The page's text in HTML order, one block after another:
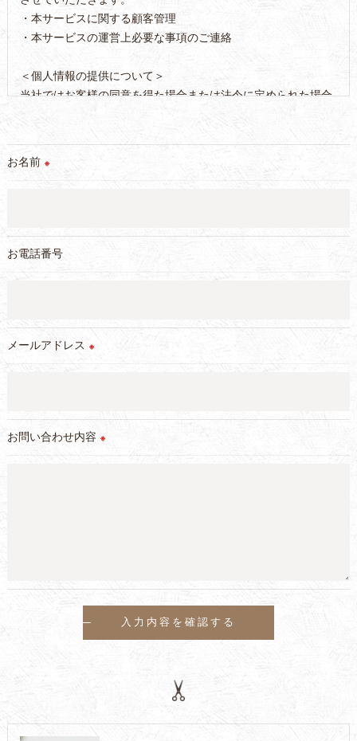
・本サービスに関する顧客管理
・本サービスの運営上必要な事項のご連絡
＜個人情報の提供について＞
当社ではお客様の同意を得た場合または法令に定められた場合
＜個人情報の委託について＞
適切な監督を行います。
理対策を実施します。
＜個人情報を与えなかった場合に生じる結果＞
＜個人情報の開示･訂正・削除･利用停止の手続について＞
当社では、お客様の個人情報の開示･訂正･削除・利用停止の手
お名前 ※
お電話番号
メールアドレス ※
お問い合わせ内容 ※